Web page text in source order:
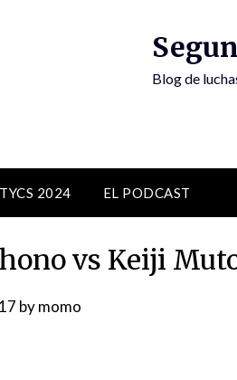
Blog de
2024 EL PODCAST
vs Keiji
bymomo